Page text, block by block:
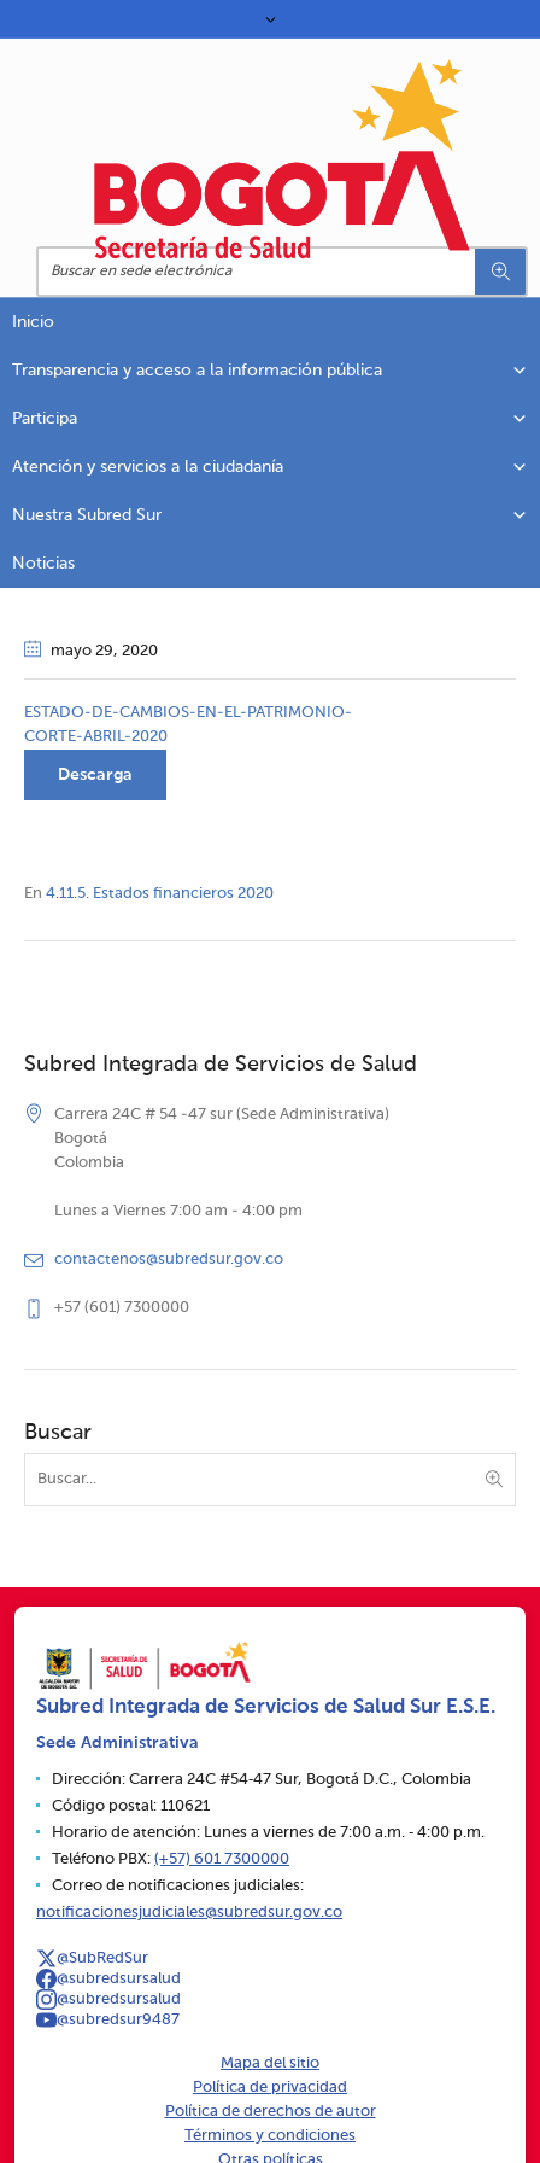
Inicio
Transparencia y acceso a la información pública
Participa
Atención y servicios a la ciudadanía
Nuestra Subred Sur
Noticias
mayo 29, 2020
ESTADO-DE-CAMBIOS-EN-EL-PATRIMONIO-
CORTE-ABRIL-2020
Descarga
En 4.11.5. Estados financieros 2020
Subred Integrada de Servicios de Salud
Carrera 24C # 54 -47 sur (Sede Administrativa)
Bogotá
Colombia
Lunes a Viernes 7:00 am - 4:00 pm
contactenos@subredsur.gov.co
+57 (601) 7300000
Buscar
Subred Integrada de Servicios de Salud Sur E.S.E.
Sede Administrativa
Dirección: Carrera 24C #54‑47 Sur, Bogotá D.C., Colombia
Código postal: 110621
Horario de atención: Lunes a viernes de 7:00 a.m. ‑ 4:00 p.m.
Teléfono PBX: (+57) 601 7300000
Correo de notificaciones judiciales:
notificacionesjudiciales@subredsur.gov.co
@SubRedSur
@subredsursalud
@subredsursalud
@subredsur9487
Mapa del sitio
Política de privacidad
Política de derechos de autor
Términos y condiciones
Otras políticas